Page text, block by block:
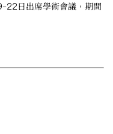
日出席學術會議，期間